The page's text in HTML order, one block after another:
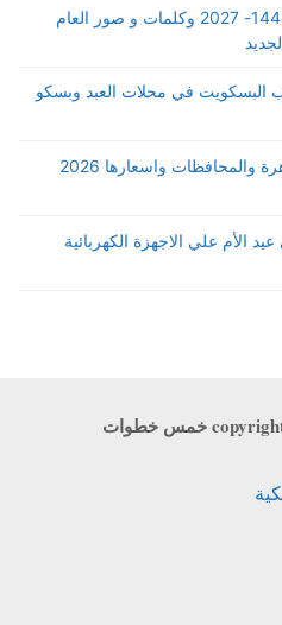
رسائل تهنئة رأس السنة الهجرية 1448- 2027 وكلمات و صور العام
كحك العيد 2026 وعلب البسكويت في محلات العبد وبسكو
اجمل أماكن خروجة العيد في القاهرة والمحافظات واسعارها 2026
كارفور مارس 2026 في عيد الأم علي الاجهزة الكهربائية